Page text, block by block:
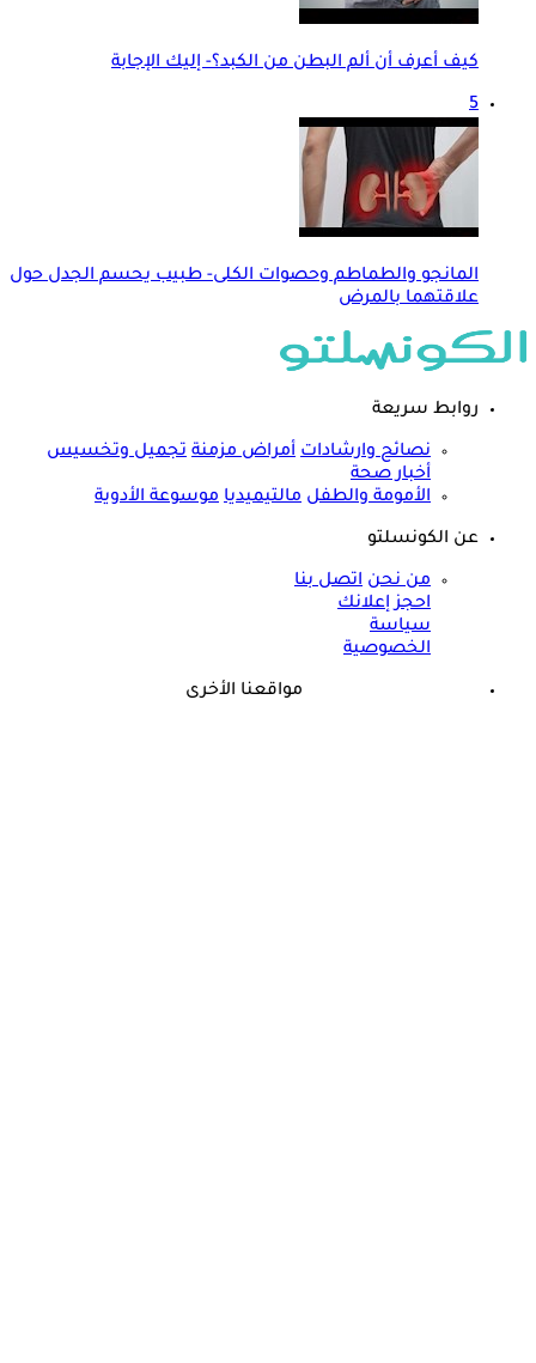
كيف أعرف أن ألم البطن من الكبد؟- إليك الإجابة
5
المانجو والطماطم وحصوات الكلى- طبيب يحسم الجدل حول
علاقتهما بالمرض
روابط سريعة
نصائح وارشادات أمراض مزمنة تجميل وتخسيس
أخبار صحة
الأمومة والطفل مالتيميديا موسوعة الأدوية
عن الكونسلتو
من نحن اتصل بنا
احجز إعلانك
سياسة
الخصوصية
مواقعنا الأخرى